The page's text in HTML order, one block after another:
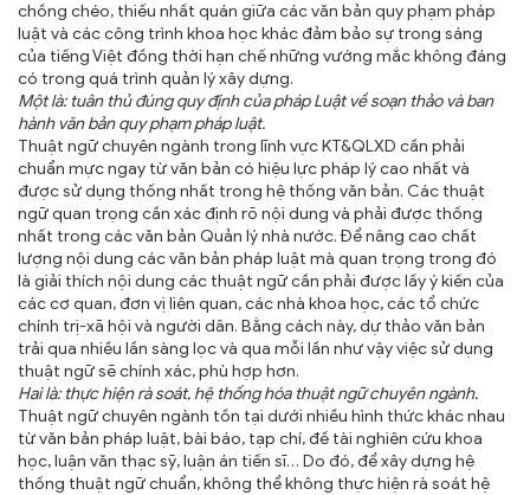
chồng chéo, thiếu nhất quán giữa các văn bản quy phạm pháp
luật và các công trình khoa học khác đảm bảo sự trong sáng
của tiếng Việt đồng thời hạn chế những vướng mắc không đáng
có trong quá trình quản lý xây dựng.
Một là: tuân thủ đúng quy định của pháp Luật về soạn thảo và ban
hành văn bản quy phạm pháp luật.
Thuật ngữ chuyên ngành trong lĩnh vực KT&QLXD cần phải
chuẩn mực ngay từ văn bản có hiệu lực pháp lý cao nhất và
được sử dụng thống nhất trong hệ thống văn bản. Các thuật
ngữ quan trọng cần xác định rõ nội dung và phải được thống
nhất trong các văn bản Quản lý nhà nước. Để nâng cao chất
lượng nội dung các văn bản pháp luật mà quan trọng trong đó
là giải thích nội dung các thuật ngữ cần phải được lấy ý kiến của
các cơ quan, đơn vị liên quan, các nhà khoa học, các tổ chức
chính trị-xã hội và người dân. Bằng cách này, dự thảo văn bản
trải qua nhiều lần sàng lọc và qua mỗi lần như vậy việc sử dụng
thuật ngữ sẽ chính xác, phù hợp hơn.
Hai là: thực hiện rà soát, hệ thống hóa thuật ngữ chuyên ngành.
Thuật ngữ chuyên ngành tồn tại dưới nhiều hình thức khác nhau
từ văn bản pháp luật, bài báo, tạp chí, đề tài nghiên cứu khoa
học, luận văn thạc sỹ, luận án tiến sĩ… Do đó, để xây dựng hệ
thống thuật ngữ chuẩn, không thể không thực hiện rà soát hệ